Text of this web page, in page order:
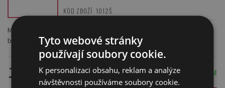
KÓD ZBOŽÍ: 1012Š
Malířské špachtle jsou ideální pro malování špachtlí a pro míchání
barev.
166 Kč SKLADEM
Tyto webové stránky
používají soubory cookie.
K personalizaci obsahu, reklam a analýze
návštěvnosti používáme soubory cookie.